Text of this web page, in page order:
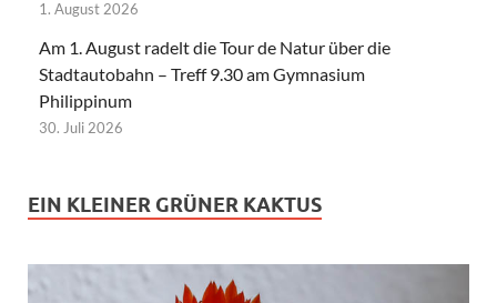
1. August 2026
Am 1. August radelt die Tour de Natur über die
Stadtautobahn – Treff 9.30 am Gymnasium
Philippinum
30. Juli 2026
EIN KLEINER GRÜNER KAKTUS